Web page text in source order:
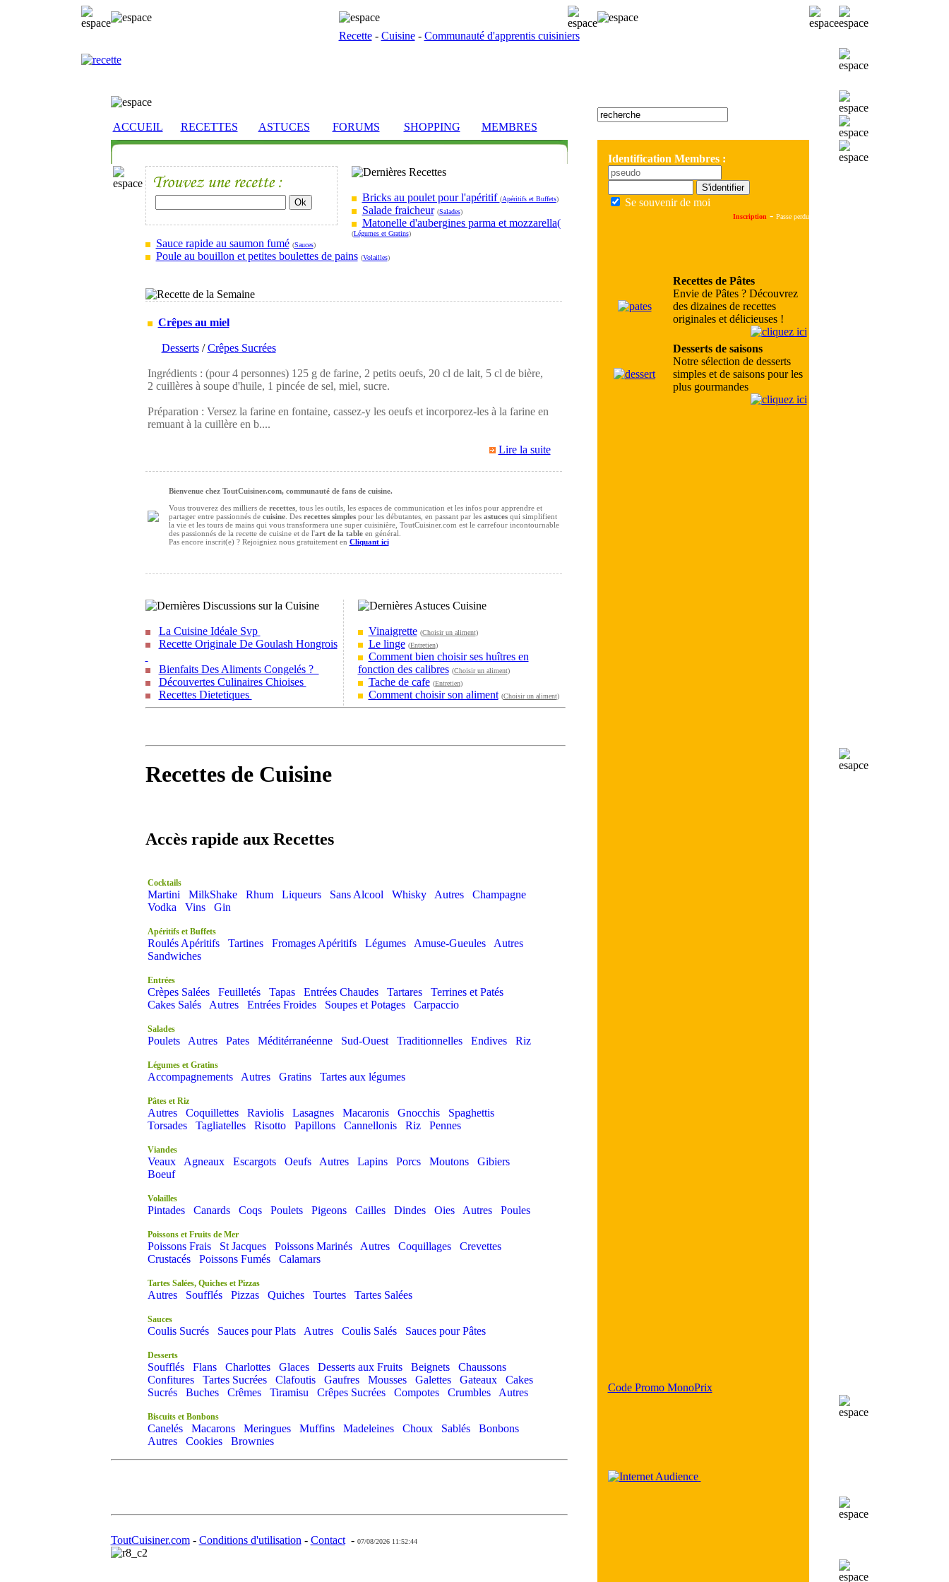
Recette- Cuisine- Communauté d'apprentis cuisiniers
ACCUEIL RECETTES ASTUCES FORUMS SHOPPING MEMBRES
Identification Membres :
Se souvenir de moi
Inscription - Passe perdu
Recettes de Pâtes
Envie de Pâtes ? Découvrez
des dizaines de recettes
originales et délicieuses !
Desserts de saisons
Notre sélection de desserts
simples et de saisons pour les
plus gourmandes
Bricks au poulet pour l'apéritif (Apéritifs et Buffets)
Salade fraicheur (Salades)
Matonelle d'aubergines parma et mozzarella(
(Légumes et Gratins)
Sauce rapide au saumon fumé (Sauces)
Poule au bouillon et petites boulettes de pains (Volailles)
Crêpes au miel
Desserts/Crêpes Sucrées
Ingrédients : (pour 4 personnes) 125 g de farine, 2 petits oeufs, 20 cl de lait, 5 cl de bière,
2 cuillères à soupe d'huile, 1 pincée de sel, miel, sucre.
Préparation : Versez la farine en fontaine, cassez-y les oeufs et incorporez-les à la farine en
remuant à la cuillère en b....
Lire la suite
Bienvenue chez ToutCuisiner.com, communauté de fans de cuisine.
Vous trouverez des milliers de recettes, tous les outils, les espaces de communication et les infos pour apprendre et
partager entre passionnés de cuisine. Des recettes simplespour les débutantes, en passant par les astucesqui simplifient
la vie et les tours de mains qui vous transformera une super cuisinière, ToutCuisiner.com est le carrefour incontournable
des passionnés de la recette de cuisine et de l'art de la tableen général.
Pas encore inscrit(e) ? Rejoigniez nous gratuitement en Cliquant ici
La Cuisine Idéale Svp
Recette Originale De Goulash Hongrois
Bienfaits Des Aliments Congelés ?
Découvertes Culinaires Chioises
Recettes Dietetiques
Vinaigrette (Choisir un aliment)
Le linge (Entretien)
Comment bien choisir ses huîtres en
fonction des calibres (Choisir un aliment)
Tache de cafe (Entretien)
Comment choisir son aliment (Choisir un aliment)
Recettes de Cuisine
Accès rapide aux Recettes
Cocktails
Martini MilkShake Rhum Liqueurs Sans Alcool Whisky Autres
Champagne
Vodka
Vins Gin
Apéritifs et Buffets
Roulés Apéritifs Tartines Fromages Apéritifs Légumes Amuse-Gueules
Autres
Sandwiches
Entrées
Crèpes Salées Feuilletés Tapas Entrées Chaudes Tartares
Terrines et Patés
Cakes Salés
Autres Entrées Froides Soupes et Potages Carpaccio
Salades
Poulets Autres Pates Méditérranéenne Sud-Ouest Traditionnelles Endives Riz
Légumes et Gratins
Accompagnements Autres Gratins Tartes aux légumes
Pâtes et Riz
Autres Coquillettes Raviolis Lasagnes Macaronis Gnocchis
Spaghettis
Torsades
Tagliatelles Risotto Papillons Cannellonis Riz Pennes
Viandes
Veaux Agneaux Escargots Oeufs Autres Lapins Porcs Moutons
Gibiers
Boeuf
Volailles
Pintades Canards Coqs Poulets Pigeons Cailles Dindes Oies Autres Poules
Poissons et Fruits de Mer
Poissons Frais St Jacques Poissons Marinés Autres Coquillages
Crevettes
Crustacés
Poissons Fumés Calamars
Tartes Salées, Quiches et Pizzas
Autres Soufflés Pizzas Quiches Tourtes Tartes Salées
Sauces
Coulis Sucrés Sauces pour Plats Autres Coulis Salés Sauces pour Pâtes
Desserts
Soufflés Flans Charlottes Glaces Desserts aux Fruits Beignets
Chaussons
Confitures
Tartes Sucrées Clafoutis Gaufres Mousses Galettes Gateaux
Cakes
Sucrés
Buches Crêmes Tiramisu Crêpes Sucrées Compotes Crumbles Autres
Biscuits et Bonbons
Canelés Macarons Meringues Muffins Madeleines Choux Sablés
Bonbons
Autres
Cookies Brownies
ToutCuisiner.com- Conditions d'utilisation - Contact- 07/08/2026 11:52:44
Code Promo MonoPrix